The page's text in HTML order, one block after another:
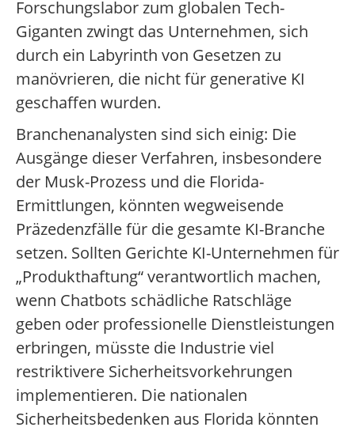
Forschungslabor zum globalen Tech-
Giganten zwingt das Unternehmen, sich
durch ein Labyrinth von Gesetzen zu
manövrieren, die nicht für generative KI
geschaffen wurden.
Branchenanalysten sind sich einig: Die
Ausgänge dieser Verfahren, insbesondere
der Musk-Prozess und die Florida-
Ermittlungen, könnten wegweisende
Präzedenzfälle für die gesamte KI-Branche
setzen. Sollten Gerichte KI-Unternehmen für
„Produkthaftung“ verantwortlich machen,
wenn Chatbots schädliche Ratschläge
geben oder professionelle Dienstleistungen
erbringen, müsste die Industrie viel
restriktivere Sicherheitsvorkehrungen
implementieren. Die nationalen
Sicherheitsbedenken aus Florida könnten